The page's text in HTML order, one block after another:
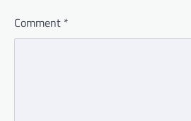
Comment *